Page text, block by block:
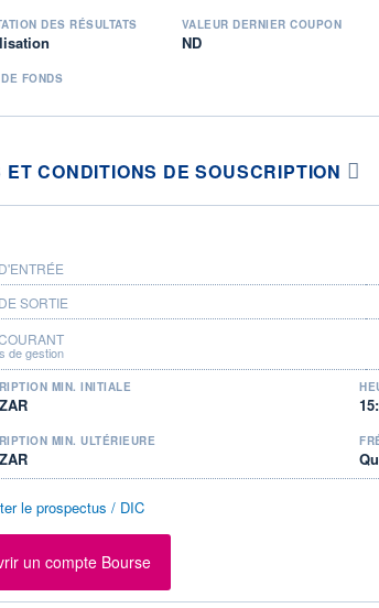
DES RÉSULTATS VALEUR DERNIER COUPON
ND
FONDS
ET CONDITIONS DE SOUSCRIPTION
SORTIE
de gestion
MIN. INITIALE
MIN. ULTÉRIEURE
le prospectus / DIC
un compte Bourse